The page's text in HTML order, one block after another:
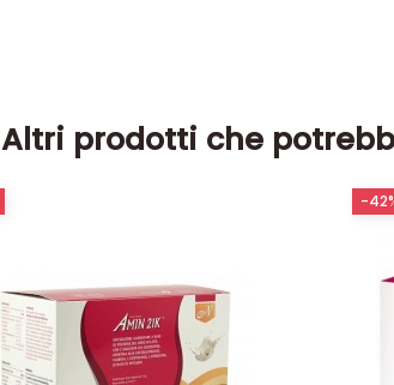
Altri prodotti che
-